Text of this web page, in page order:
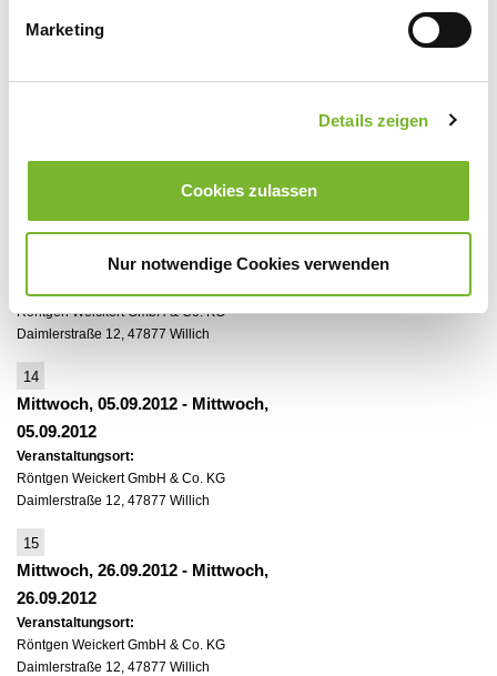
Marketing
Details zeigen
Cookies zulassen
Nur notwendige Cookies verwenden
Mittwoch, 20.06.2012-Mittwoch,
Veranstaltungsort:
Röntgen Weickert GmbH & Co. KG
Daimlerstraße 12, 47877 Willich
14
Mittwoch, 05.09.2012 - Mittwoch,
05.09.2012
Veranstaltungsort:
Röntgen Weickert GmbH & Co. KG
Daimlerstraße 12, 47877 Willich
15
Mittwoch, 26.09.2012 - Mittwoch,
26.09.2012
Veranstaltungsort:
Röntgen Weickert GmbH & Co. KG
Daimlerstraße 12, 47877 Willich